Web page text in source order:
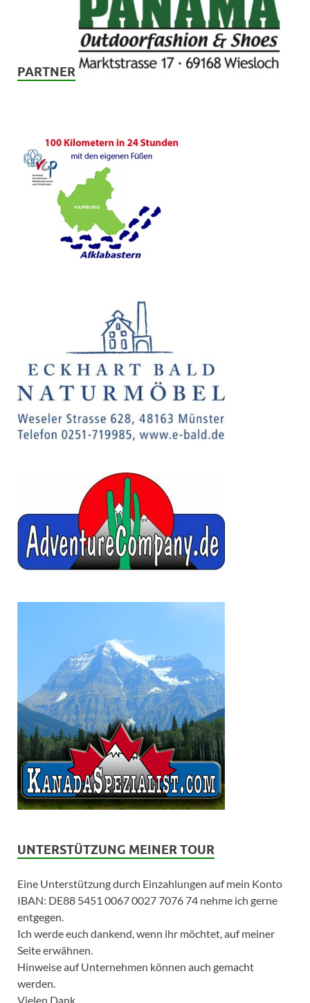
PARTNER
UNTERSTÜTZUNG MEINER TOUR
Eine Unterstützung durch Einzahlungen auf mein Konto
IBAN: DE88 5451 0067 0027 7076 74 nehme ich gerne
entgegen.
Ich werde euch dankend, wenn ihr möchtet, auf meiner
Seite erwähnen.
Hinweise auf Unternehmen können auch gemacht
werden.
Vielen Dank